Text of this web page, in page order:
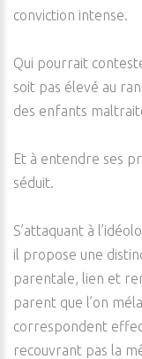
conviction intense.
Qui pourrait
soit pas élevé au
des enfants
Et à entendre ses
séduit.
S’attaquant à
il propose une
parentale, lien et
parent que l’on
correspondent
recouvrant pas la